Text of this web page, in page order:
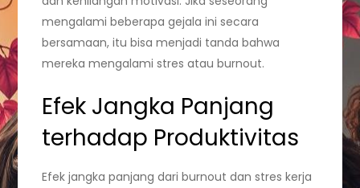
mengalami beberapa gejala ini secara
bersamaan, itu bisa menjadi tanda bahwa
mereka mengalami stres atau burnout.
Efek Jangka Panjang
terhadap Produktivitas
Efek jangka panjang dari burnout dan stres kerja